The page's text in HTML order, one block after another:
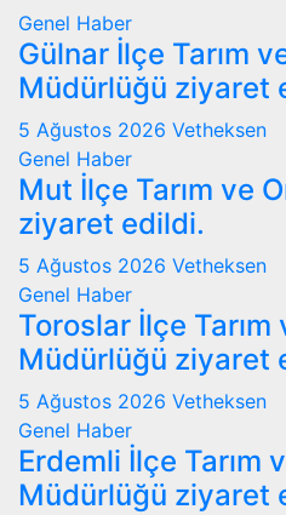
Genel Haber
Gülnar İlçe Tarım
Müdürlüğü ziyaret
5 Ağustos 2026 Vetheksen
Genel Haber
Mut İlçe Tarım ve
ziyaret edildi.
5 Ağustos 2026 Vetheksen
Genel Haber
Toroslar İlçe Tarım
Müdürlüğü ziyaret
5 Ağustos 2026 Vetheksen
Genel Haber
Erdemli İlçe Tarım
Müdürlüğü ziyaret